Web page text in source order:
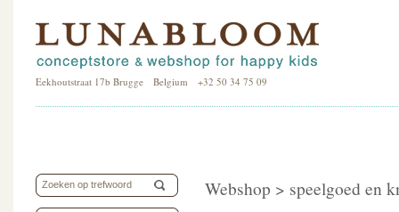
Eekhoutstraat 17b Brugge Belgium +32 50 34 75 09
Webshop > speelgoed en